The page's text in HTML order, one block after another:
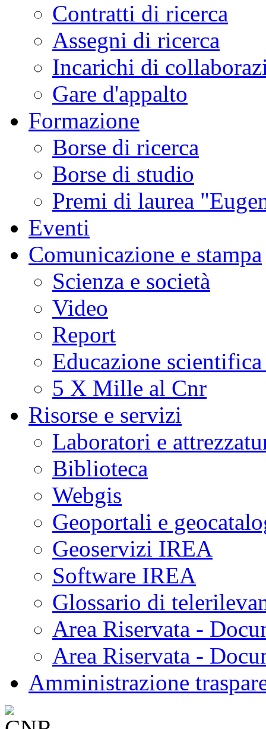
Contratti di ricerca
Assegni di ricerca
Incarichi di
Gare d'appalto
Formazione
Borse di ricerca
Borse di studio
Premi di laurea
Eventi
Comunicazione e stampa
Scienza e società
Video
Report
Educazione
5 X Mille al Cnr
Risorse e servizi
Laboratori e
Biblioteca
Webgis
Geoportali e
Geoservizi IREA
Software IREA
Glossario di
Area Riservata -
Area Riservata -
Amministrazione